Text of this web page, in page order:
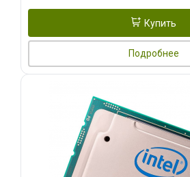
Купить
Подробнее